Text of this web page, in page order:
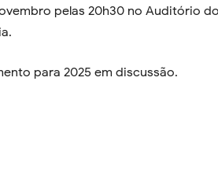
pelas 20h30 no Auditório
para 2025 em discussão.